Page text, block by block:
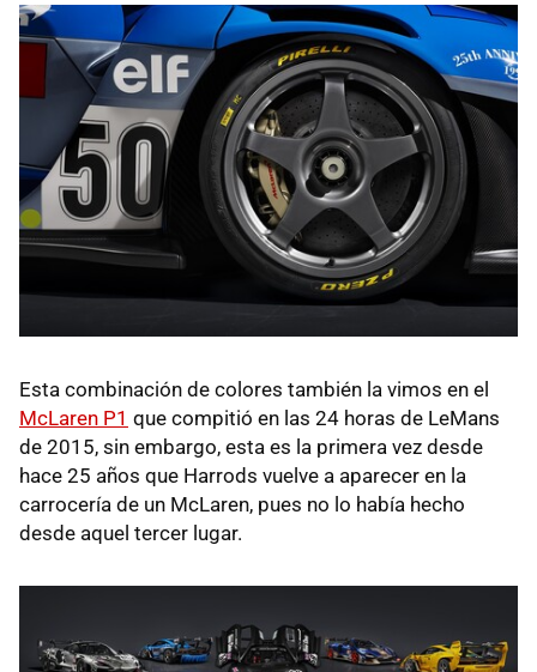
Esta combinación de colores también la vimos en el
McLaren P1 que compitió en las 24 horas de LeMans
de 2015, sin embargo, esta es la primera vez desde
hace 25 años que Harrods vuelve a aparecer en la
carrocería de un McLaren, pues no lo había hecho
desde aquel tercer lugar.